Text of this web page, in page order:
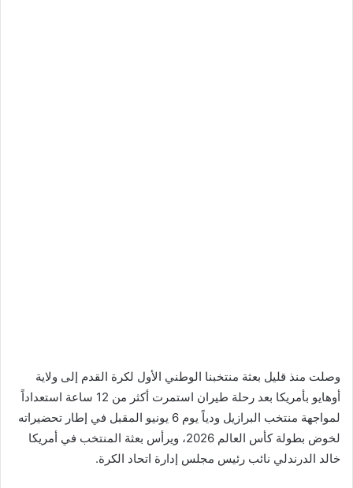
وصلت منذ قليل بعثة منتخبنا الوطني الأول لكرة القدم إلى ولاية
أوهايو بأمريكا بعد رحلة طيران استمرت أكثر من 12 ساعة استعداداً
لمواجهة منتخب البرازيل ودياً يوم 6 يونيو المقبل في إطار تحضيراته
لخوض بطولة كأس العالم 2026، ويرأس بعثة المنتخب في أمريكا
خالد الدرندلي نائب رئيس مجلس إدارة اتحاد الكرة.